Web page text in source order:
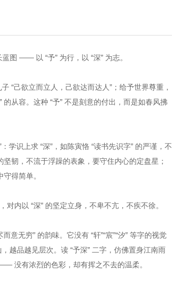
图 —— 以 “予” 为行，以 “深” 为志。
“己欲立而立人，己欲达而达人”；给予世界尊重，
从容。这种 “予” 不是刻意的付出，而是如春风拂
学识上求 “深”，如陈寅恪 “读书先识字” 的严谨，不
韧，不流于浮躁的表象，要守住内心的定盘星；
得简单。
对内以 “深” 的坚定立身，不卑不亢，不疾不徐。
无穷” 的韵味。它没有 “轩”“宸”“汐” 等字的视觉
越品越见层次。读 “予深” 二字，仿佛置身江南雨
没有浓烈的色彩，却有挥之不去的温柔。